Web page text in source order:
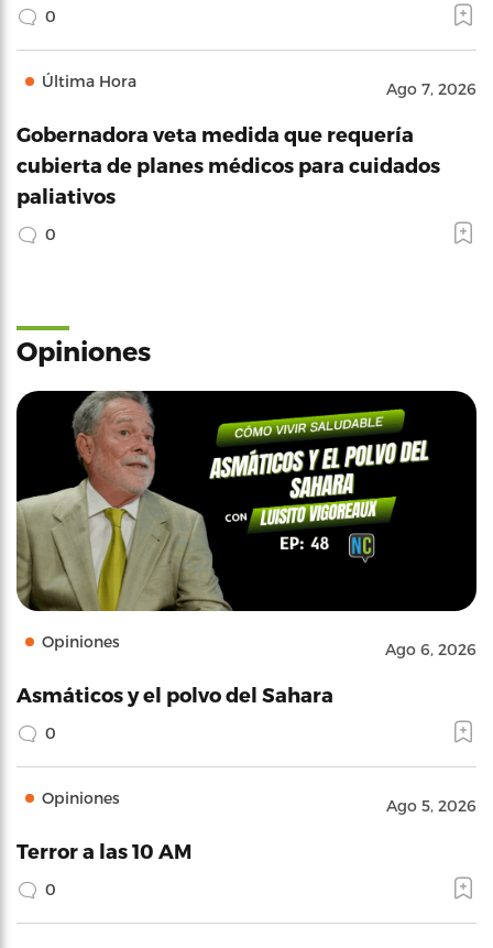
0
Última Hora Ago 7, 2026
Gobernadora veta medida que requería
cubierta de planes médicos para cuidados
paliativos
0
Opiniones
Opiniones Ago 6, 2026
Asmáticos y el polvo del Sahara
0
Opiniones Ago 5, 2026
Terror a las 10 AM
0